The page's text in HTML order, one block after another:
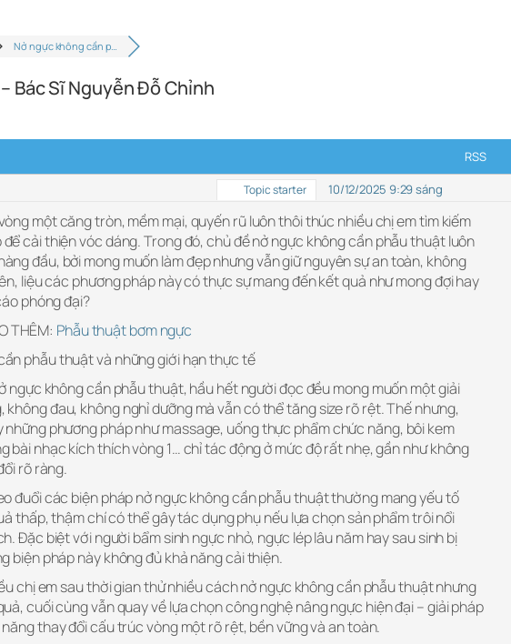
Nở ngực không cần p…
Bác Sĩ Nguyễn Đỗ Chỉnh
RSS
Topic starter 10/12/2025 9:29 sáng
một căng tròn, mềm mại, quyến rũ luôn thôi thúc nhiều chị em tìm kiếm
cải thiện vóc dáng. Trong đó, chủ đề nở ngực không cần phẫu thuật luôn
đầu, bởi mong muốn làm đẹp nhưng vẫn giữ nguyên sự an toàn, không
liệu các phương pháp này có thực sự mang đến kết quả như mong đợi hay
phóng đại?
THÊM: Phẫu thuật bơm ngực
phẫu thuật và những giới hạn thực tế
ngực không cần phẫu thuật, hầu hết người đọc đều mong muốn một giải
không đau, không nghỉ dưỡng mà vẫn có thể tăng size rõ rệt. Thế nhưng,
phương pháp như massage, uống thực phẩm chức năng, bôi kem
bài nhạc kích thích vòng 1… chỉ tác động ở mức độ rất nhẹ, gần như không
rõ ràng.
đuổi các biện pháp nở ngực không cần phẫu thuật thường mang yếu tố
thấp, thậm chí có thể gây tác dụng phụ nếu lựa chọn sản phẩm trôi nổi
Đặc biệt với người bẩm sinh ngực nhỏ, ngực lép lâu năm hay sau sinh bị
biện pháp này không đủ khả năng cải thiện.
chị em sau thời gian thử nhiều cách nở ngực không cần phẫu thuật nhưng
cuối cùng vẫn quay về lựa chọn công nghệ nâng ngực hiện đại – giải pháp
thay đổi cấu trúc vòng một rõ rệt, bền vững và an toàn.